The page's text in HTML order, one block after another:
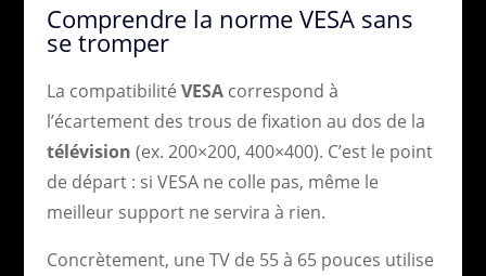
Comprendre la norme VESA sans
se tromper
La compatibilité VESAcorrespond à
l’écartement des trous de fixation au dos de la
télévision (ex. 200×200, 400×400). C’est le point
de départ : si VESA ne colle pas, même le
meilleur support ne servira à rien.
Concrètement, une TV de 55 à 65 pouces utilise